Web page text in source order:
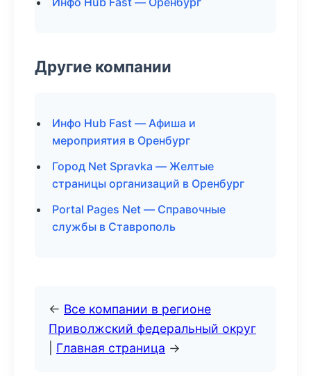
Другие компании
Инфо Hub Fast — Афиша и
мероприятия в Оренбург
Город Net Spravka — Желтые
страницы организаций в Оренбург
Portal Pages Net — Справочные
службы в Ставрополь
← Все компании в регионе
Приволжский федеральный округ
Главная страница →